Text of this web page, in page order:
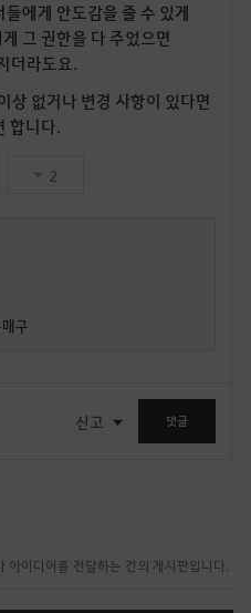
에게 안도감을 줄 수 있게
그 권한을 다 주었으면
더라도요.
상 없거나 변경 사항이 있다면
합니다.
2
구
신고 댓글
이디어를 전달하는 건의 게시판입니다.